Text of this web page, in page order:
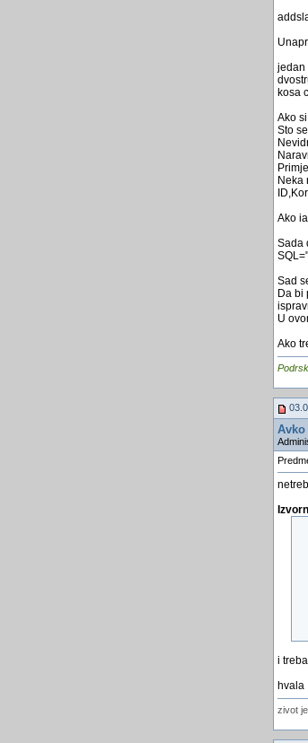
jedan
kosa
Ako
Sto
Neka
Ako
Sada
Sad
Da bi
U
Ako
Avko
i
hvala
zivot